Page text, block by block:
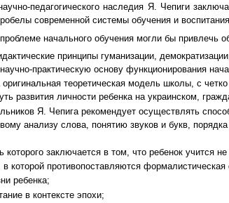
педагогического наследия Я. Чепиги
современной системы обучения и
начального обучения могли бы
принципы гуманизации,
практическую основу функционирования
теоретическая модель школы, с
развития личности ребенка на украинском,
Я. Чепига рекомендует осуществлять
анализу слова, понятию звуков и букв,
которого заключается в том, что ребенок
которой противопоставляются
ребенка;
в контексте эпохи;